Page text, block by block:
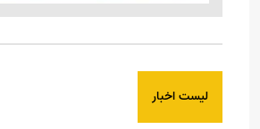
لیست اخبار